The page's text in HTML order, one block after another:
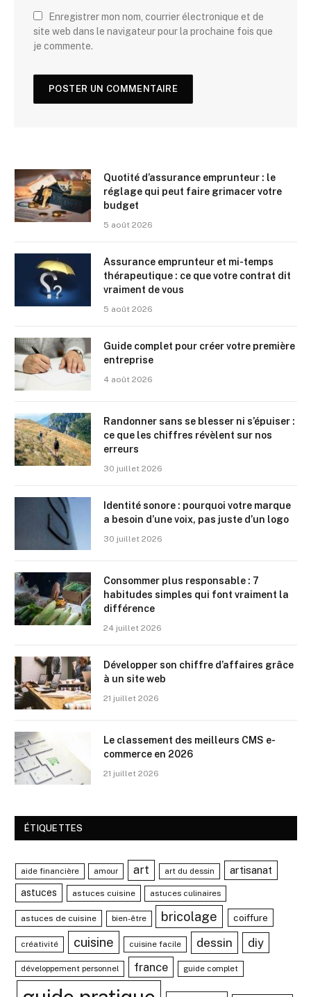
Enregistrer mon nom, courrier électronique et de
site web dans le navigateur pour la prochaine fois que
je commente.
Quotité d’assurance emprunteur : le
réglage qui peut faire grimacer votre
budget
5 août 2026
Assurance emprunteur et mi-temps
thérapeutique : ce que votre contrat dit
vraiment de vous
5 août 2026
Guide complet pour créer votre première
entreprise
4 août 2026
Randonner sans se blesser ni s’épuiser :
ce que les chiffres révèlent sur nos
erreurs
30 juillet 2026
Identité sonore : pourquoi votre marque
a besoin d’une voix, pas juste d’un logo
30 juillet 2026
Consommer plus responsable : 7
habitudes simples qui font vraiment la
différence
24 juillet 2026
Développer son chiffre d’affaires grâce
à un site web
21 juillet 2026
Le classement des meilleurs CMS e-
commerce en 2026
21 juillet 2026
ÉTIQUETTES
aide financière amour art art du dessin artisanat
astuces astuces cuisine astuces culinaires
astuces de cuisine bien-être bricolage coiffure
créativité cuisine cuisine facile dessin diy
développement personnel france guide complet